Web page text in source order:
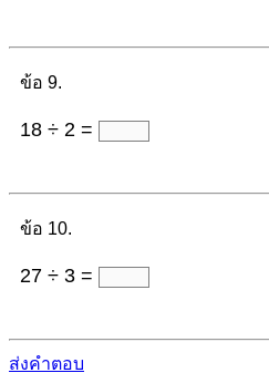
ข้อ 9.
18 ÷ 2 =
ข้อ 10.
27 ÷ 3 =
ส่งคำตอบ